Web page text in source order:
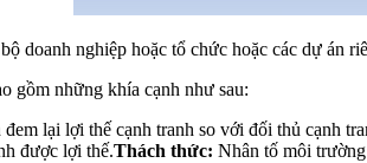
doanh nghiệp hoặc tổ chức hoặc các dự án
gồm những khía cạnh như sau:
lại lợi thế cạnh tranh so với đối thủ cạnh
được lợi thế.Thách thức: Nhân tố môi